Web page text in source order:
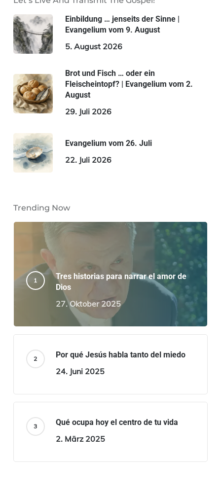
Einbildung … jenseits der Sinne |
Evangelium vom 9. August
5. August 2026
Brot und Fisch … oder ein
Fleischeintopf? | Evangelium vom 2.
August
29. Juli 2026
Evangelium vom 26. Juli
22. Juli 2026
Trending Now
Tres historias para narrar el amor de
Dios
27. Oktober 2025
Por qué Jesús habla tanto del miedo
24. Juni 2025
Qué ocupa hoy el centro de tu vida
2. März 2025